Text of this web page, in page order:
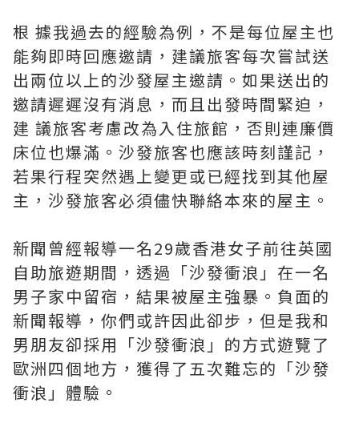
根 據我過去的經驗為例，不是每位屋主也
能夠即時回應邀請，建議旅客每次嘗試送
出兩位以上的沙發屋主邀請。如果送出的
邀請遲遲沒有消息，而且出發時間緊迫，
建 議旅客考慮改為入住旅館，否則連廉價
床位也爆滿。沙發旅客也應該時刻謹記，
若果行程突然遇上變更或已經找到其他屋
主，沙發旅客必須儘快聯絡本來的屋主。
新聞曾經報導一名29歲香港女子前往英國
自助旅遊期間，透過「沙發衝浪」在一名
男子家中留宿，結果被屋主強暴。負面的
新聞報導，你們或許因此卻步，但是我和
男朋友卻採用「沙發衝浪」的方式遊覽了
歐洲四個地方，獲得了五次難忘的「沙發
衝浪」體驗。